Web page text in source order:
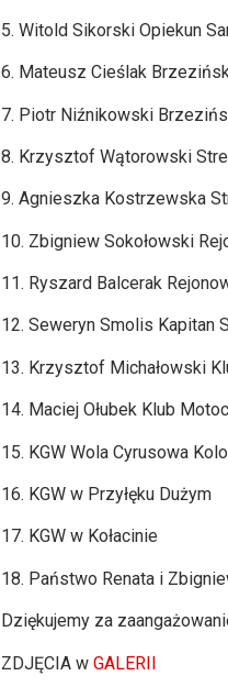
5. Witold Sikorski Opiekun
6. Mateusz Cieślak
7. Piotr Niźnikowski
8. Krzysztof Wątorowski
9. Agnieszka Kostrzewska
10. Zbigniew Sokołowski
11. Ryszard Balcerak
12. Seweryn Smolis Kapitan
13. Krzysztof Michałowski
14. Maciej Ołubek Klub
15. KGW Wola Cyrusowa
16. KGW w Przyłęku Dużym
17. KGW w Kołacinie
18. Państwo Renata i
Dziękujemy za
ZDJĘCIA w GALERII